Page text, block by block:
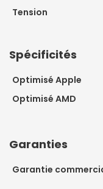
Tension
Spécificités
Optimisé Apple
Optimisé AMD
Garanties
Garantie